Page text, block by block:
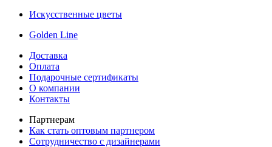
Искусственные цветы
Golden Line
Доставка
Оплата
Подарочные сертификаты
О компании
Контакты
Партнерам
Как стать оптовым партнером
Сотрудничество с дизайнерами